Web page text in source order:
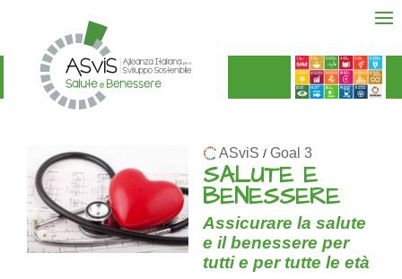
ASviS / Goal 3
SALUTE E
BENESSERE
Assicurare la salute
e il benessere per
tutti e per tutte le età